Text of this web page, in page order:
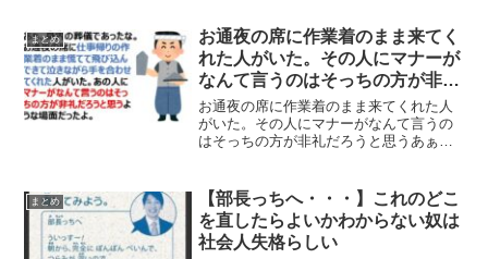
をもうけたりと不貞行為を働いていた人
物でもあるので、結婚...
まとめ
お通夜の席に作業着のまま来てく
れた人がいた。その人にマナーが
なんて言うのはそっちの方が非礼
だろうと思う
お通夜の席に作業着のまま来てくれた人
がいた。その人にマナーがなんて言うの
はそっちの方が非礼だろうと思うあぁ、
きて泣きながら手を合わせてくれた人が
いた。あの人にマナーがな...
まとめ
【部長っちへ・・・】これのどこ
を直したらよいかわからない奴は
社会人失格らしい